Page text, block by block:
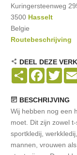
Kuringersteenweg
3500 Hasselt
Belgie
Routebeschrijving
DEEL DEZE
Share Facebook
BESCHRIJVING
Wij hebben nog een
moet. Dit zijn zowel
sportkledij,
mannen, vrouwen